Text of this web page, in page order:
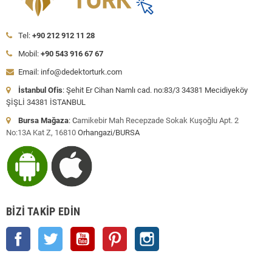
Tel: +90 212 912 11 28
Mobil: +90 543 916 67 67
Email: info@dedektorturk.com
İstanbul Ofis: Şehit Er Cihan Namlı cad. no:83/3 34381 Mecidiyeköy
ŞİŞLİ 34381 İSTANBUL
Bursa Mağaza: Camikebir Mah Recepzade Sokak Kuşoğlu Apt. 2
No:13A Kat Z, 16810 Orhangazi/BURSA
BIZI TAKIP EDIN
Facebook Twitter YouTube Pinterest